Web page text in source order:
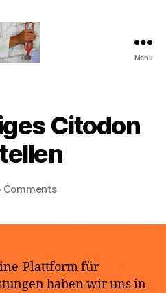
Menu
Citodon
y
p
t
M
a
y
2
2
2
Commentson
Plattform für
haben wir uns in